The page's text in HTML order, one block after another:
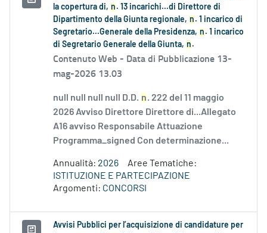
la copertura di, n . 13 incarichi...di Direttore di
Dipartimento della Giunta regionale, n . 1 incarico di
Segretario...Generale della Presidenza, n . 1 incarico
di Segretario Generale della Giunta, n .
Contenuto Web - Data di Pubblicazione 13-
mag-2026 13.03
null null null null D.D. n. 222 del 11 maggio
2026 Avviso Direttore Direttore di...Allegato
A16 avviso Responsabile Attuazione
Programma_signed Con determinazione...
Annualità: 2026
Aree Tematiche:
ISTITUZIONE E PARTECIPAZIONE
Argomenti: CONCORSI
Avvisi Pubblici per l’acquisizione di candidature per